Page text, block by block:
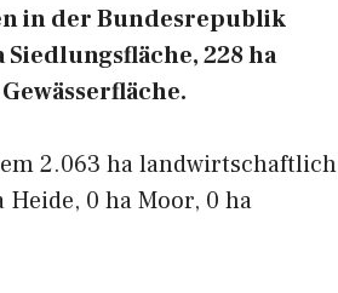
in der Bundesrepublik
228 ha
2.063 ha landwirtschaftlich
Heide, 0 ha Moor, 0 ha